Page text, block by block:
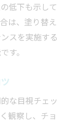
低下も示して
は、塗り替え
スを実施する
す。
な目視チェッ
観察し、チョ